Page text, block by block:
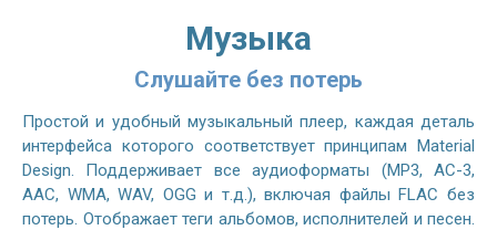
Музыка
Слушайте без потерь
Простой и удобный музыкальный плеер, каждая деталь
интерфейса которого соответствует принципам Material
Design. Поддерживает все аудиоформаты (MP3, AC-3,
AAC, WMA, WAV, OGG и т.д.), включая файлы FLAC без
потерь. Отображает теги альбомов, исполнителей и песен.